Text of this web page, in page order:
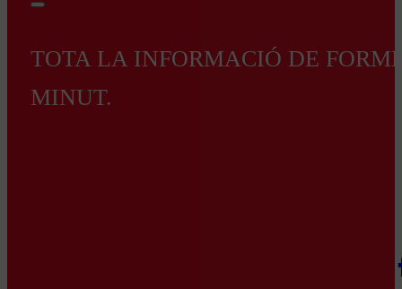
TOTA LA INFORMACIÓ DE
MINUT.